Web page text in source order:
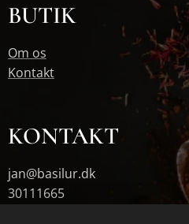
BUTIK
Om os
Kontakt
KONTAKT
jan@basilur.dk
30111665